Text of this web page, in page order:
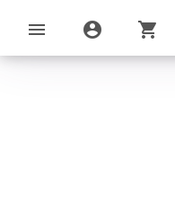
menu account_circle shopping_cart